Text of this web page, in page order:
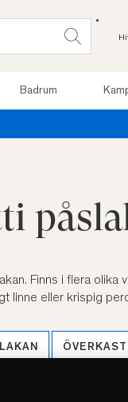
Badrum
Läs mer
Finns i flera olika
linne eller krispig
ÖVERKAST